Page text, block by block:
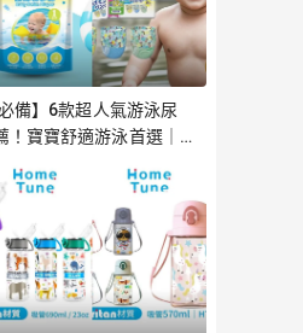
備】6款超人氣游泳尿
！寶寶舒適游泳首選｜嚴